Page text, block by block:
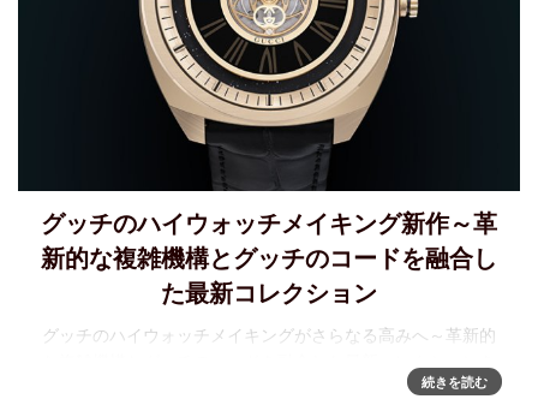
グッチのハイウォッチメイキング新作～革
新的な複雑機構とグッチのコードを融合し
た最新コレクション
グッチのハイウォッチメイキングがさらなる高みへ～革新的
発表2024年、グッチのハイウォッチメイキングは独自のミニ
続きを読む